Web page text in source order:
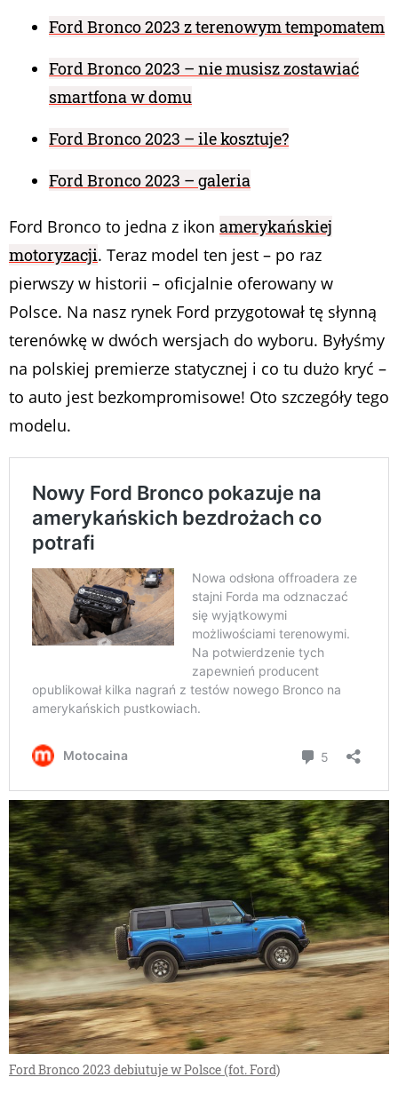
Ford Bronco 2023 z terenowym tempomatem
Ford Bronco 2023 – nie musisz zostawiać
smartfona w domu
Ford Bronco 2023 – ile kosztuje?
Ford Bronco 2023 – galeria
Ford Bronco to jedna z ikon amerykańskiej
motoryzacji. Teraz model ten jest – po raz
pierwszy w historii – oficjalnie oferowany w
Polsce. Na nasz rynek Ford przygotował tę słynną
terenówkę w dwóch wersjach do wyboru. Byłyśmy
na polskiej premierze statycznej i co tu dużo kryć –
to auto jest bezkompromisowe! Oto szczegóły tego
modelu.
Ford Bronco 2023 debiutuje w Polsce (fot. Ford)